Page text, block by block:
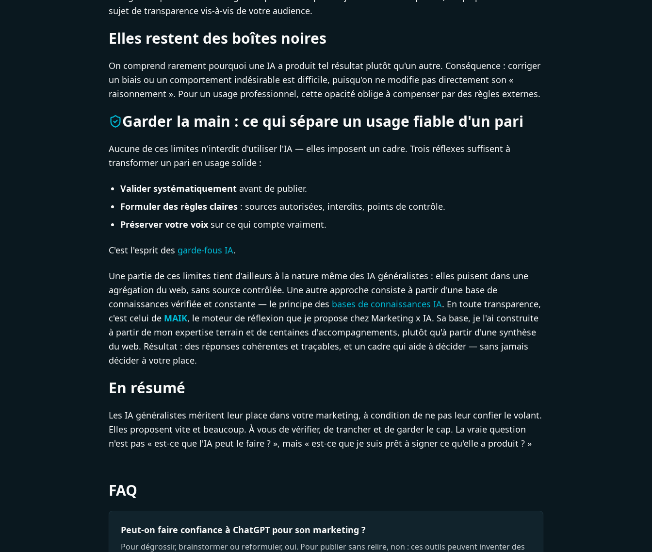
sujet de transparence vis-à-vis de votre audience.
Elles restent des boîtes noires
On comprend rarement pourquoi une IA a produit tel résultat plutôt qu'un autre. Conséquence : corriger
un biais ou un comportement indésirable est difficile, puisqu'on ne modifie pas directement son «
raisonnement ». Pour un usage professionnel, cette opacité oblige à compenser par des règles externes.
Garder la main : ce qui sépare un usage fiable d'un pari
Aucune de ces limites n'interdit d'utiliser l'IA — elles imposent un cadre. Trois réflexes suffisent à
transformer un pari en usage solide :
Valider systématiquement avant de publier.
Formuler des règles claires : sources autorisées, interdits, points de contrôle.
Préserver votre voix sur ce qui compte vraiment.
C'est l'esprit des garde-fous IA.
Une partie de ces limites tient d'ailleurs à la nature même des IA généralistes : elles puisent dans une
agrégation du web, sans source contrôlée. Une autre approche consiste à partir d'une base de
connaissances vérifiée et constante — le principe des bases de connaissances IA. En toute transparence,
c'est celui de MAIK, le moteur de réflexion que je propose chez Marketing x IA. Sa base, je l'ai construite
à partir de mon expertise terrain et de centaines d'accompagnements, plutôt qu'à partir d'une synthèse
du web. Résultat : des réponses cohérentes et traçables, et un cadre qui aide à décider — sans jamais
décider à votre place.
En résumé
Les IA généralistes méritent leur place dans votre marketing, à condition de ne pas leur confier le volant.
Elles proposent vite et beaucoup. À vous de vérifier, de trancher et de garder le cap. La vraie question
n'est pas « est-ce que l'IA peut le faire ? », mais « est-ce que je suis prêt à signer ce qu'elle a produit ? »
FAQ
Peut-on faire confiance à ChatGPT pour son marketing ?
Pour dégrossir, brainstormer ou reformuler, oui. Pour publier sans relire, non : ces outils peuvent inventer des